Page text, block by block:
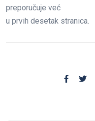
preporučuje već
u prvih desetak stranica.